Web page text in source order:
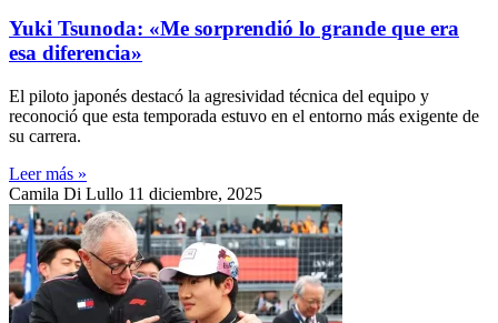
Yuki Tsunoda: «Me sorprendió lo grande que era
esa diferencia»
El piloto japonés destacó la agresividad técnica del equipo y
reconoció que esta temporada estuvo en el entorno más exigente de
su carrera.
Leer más »
Camila Di Lullo 11 diciembre, 2025